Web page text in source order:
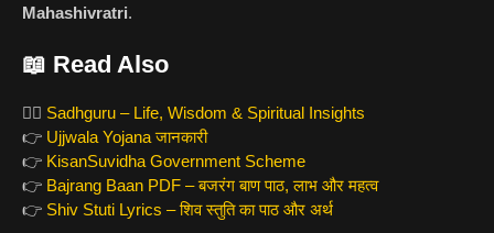
Mahashivratri.
📖 Read Also
🧘‍♂️ Sadhguru – Life, Wisdom & Spiritual Insights
👉 Ujjwala Yojana जानकारी
👉 KisanSuvidha Government Scheme
👉 Bajrang Baan PDF – बजरंग बाण पाठ, लाभ और महत्व
👉 Shiv Stuti Lyrics – शिव स्तुति का पाठ और अर्थ